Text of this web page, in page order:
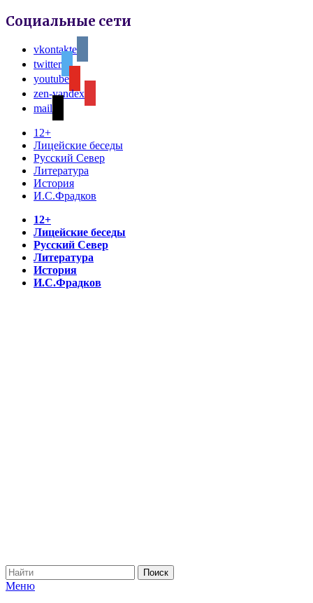
Социальные сети
vkontakte
twitter
youtube
zen-yandex
mail
12+
Лицейские беседы
Русский Север
Литература
История
И.С.Фрадков
12+
Лицейские беседы
Русский Север
Литература
История
И.С.Фрадков
Меню